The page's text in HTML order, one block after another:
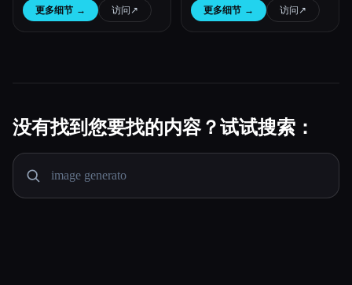
更多细节 → 访问 ↗︎ 更多细节 → 访问 ↗︎
没有找到您要找的内容？试试搜索：